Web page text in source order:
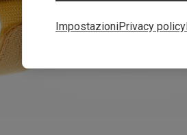
ImpostazioniPrivacy policy